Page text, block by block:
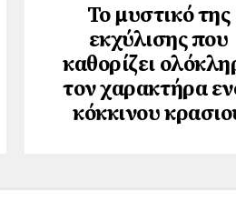
Το μυστικό της
εκχύλισης που
καθορίζει
τον χαρακτήρα
κόκκινου